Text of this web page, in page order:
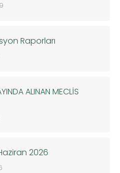
Raporları
ALINAN MECLİS
2026